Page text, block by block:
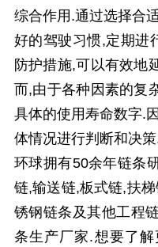
综合作用.通过选择合
好的驾驶习惯,定期进
防护措施,可以有效地
而,由于各种因素的复
具体的使用寿命数字.
体情况进行判断和决
环球拥有50余年链条
链,输送链,板式链,扶
锈钢链条及其他工程
条生产厂家.想要了